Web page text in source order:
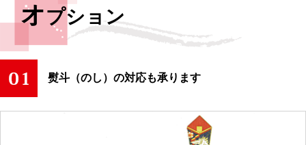
オプション
熨斗（のし）の対応も承ります